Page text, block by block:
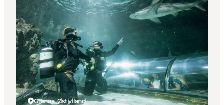
Oplevelser
Kalender
Byer og steder
Planlæg ferien
Transport
Grenaa, Østjylland